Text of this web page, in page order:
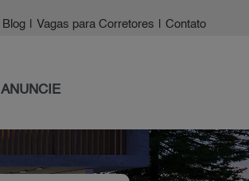
Blog Vagas para Corretores Contato
ANUNCIE